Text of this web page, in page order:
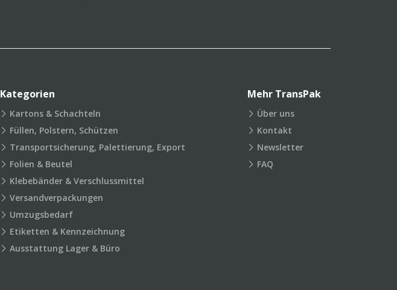
Kategorien
Kartons & Schachteln
Füllen, Polstern, Schützen
Transportsicherung, Palettierung, Export
Folien & Beutel
Klebebänder & Verschlussmittel
Versandverpackungen
Umzugsbedarf
Etiketten & Kennzeichnung
Ausstattung Lager & Büro
Mehr TransPak
Über uns
Kontakt
Newsletter
FAQ